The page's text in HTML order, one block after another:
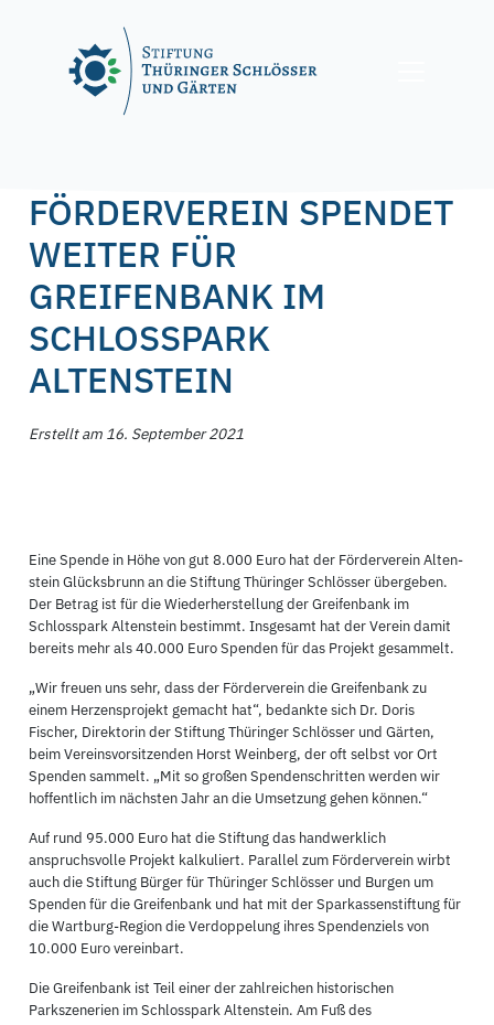
FÖRDERVEREIN SPENDET
WEITER FÜR
GREIFENBANK IM
SCHLOSSPARK
ALTENSTEIN
Erstellt am 16. September 2021
Eine Spende in Höhe von gut 8.000 Euro hat der Förderverein Alten-
stein Glücksbrunn an die Stiftung Thüringer Schlösser übergeben.
Der Betrag ist für die Wiederherstellung der Greifenbank im
Schlosspark Altenstein bestimmt. Insgesamt hat der Verein damit
bereits mehr als 40.000 Euro Spenden für das Projekt gesammelt.
„Wir freuen uns sehr, dass der Förderverein die Greifenbank zu
einem Herzensprojekt gemacht hat“, bedankte sich Dr. Doris
Fischer, Direktorin der Stiftung Thüringer Schlösser und Gärten,
beim Vereinsvorsitzenden Horst Weinberg, der oft selbst vor Ort
Spenden sammelt. „Mit so großen Spendenschritten werden wir
hoffentlich im nächsten Jahr an die Umsetzung gehen können.“
Auf rund 95.000 Euro hat die Stiftung das handwerklich
anspruchsvolle Projekt kalkuliert. Parallel zum Förderverein wirbt
auch die Stiftung Bürger für Thüringer Schlösser und Burgen um
Spenden für die Greifenbank und hat mit der Sparkassenstiftung für
die Wartburg-Region die Verdoppelung ihres Spendenziels von
10.000 Euro vereinbart.
Die Greifenbank ist Teil einer der zahlreichen historischen
Parkszenerien im Schlosspark Altenstein. Am Fuß des